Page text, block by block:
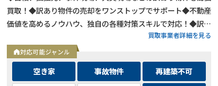
買取！◆訳あり物件の売却をワンストップでサポート◆不動産
価値を高めるノウハウ、独自の各種対策スキルで対応！◆訳あ
買取事業者詳細を見る
対応可能ジャンル
空き家 事故物件
再建築不可